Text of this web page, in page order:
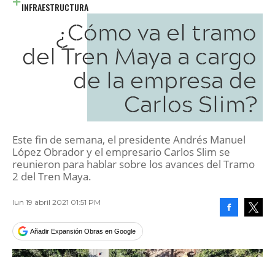
INFRAESTRUCTURA
¿Cómo va el tramo
del Tren Maya a cargo
de la empresa de
Carlos Slim?
Este fin de semana, el presidente Andrés Manuel
López Obrador y el empresario Carlos Slim se
reunieron para hablar sobre los avances del Tramo
2 del Tren Maya.
lun 19 abril 2021 01:51 PM
Añadir Expansión Obras en Google